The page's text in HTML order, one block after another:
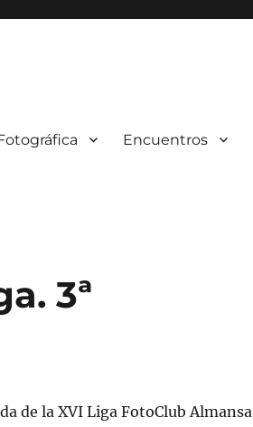
Encuentros
3ª
de la XVI Liga FotoClub Almansa